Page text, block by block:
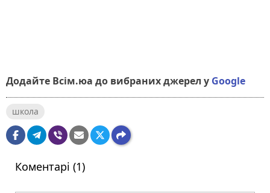
Додайте Всім.юа до вибраних джерел у Google
школа
Коментарі (1)